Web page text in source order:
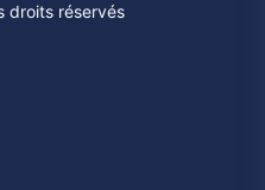
droits réservés